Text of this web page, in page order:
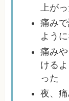
上がっ
痛み
よう
痛み
ける
った
夜、